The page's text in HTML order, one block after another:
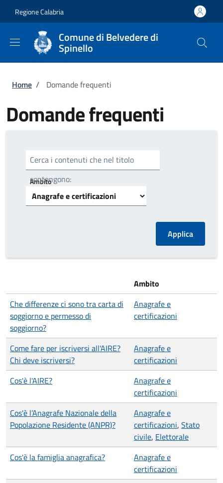
Regione Calabria
Comune di Belvedere di
Spinello
Briciole di pane
Home / Domande frequenti
Domande frequenti
Cerca i contenuti che nel titolo
contengono:
Ambito
Ambito
Che differenze ci sono tra carta di
soggiorno e permesso di
soggiorno?
Anagrafe e
certificazioni
Come fare per iscriversi all'AIRE?
Chi deve iscriversi?
Anagrafe e
certificazioni
Cos'è l'AIRE?
Anagrafe e
certificazioni
Cos'è l’Anagrafe Nazionale della
Popolazione Residente (ANPR)?
Anagrafe e
certificazioni, Stato
civile, Elettorale
Cos'è la famiglia anagrafica?
Anagrafe e
certificazioni